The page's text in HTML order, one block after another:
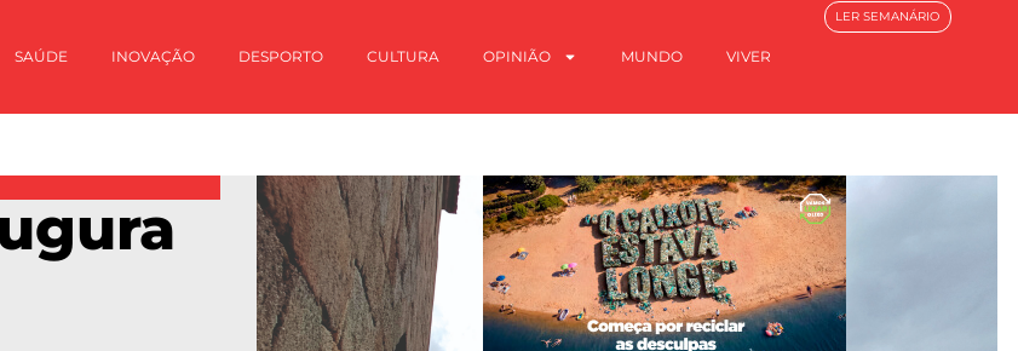
SAÚDE INOVAÇÃO DESPORTO CULTURA OPINIÃO MUNDO VIVER
LER SEMANÁRIO